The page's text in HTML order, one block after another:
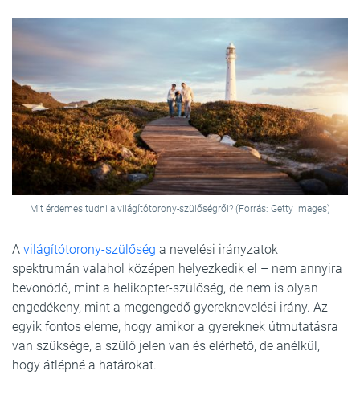
Mit érdemes tudni a világítótorony-szülőségről? (Forrás: Getty Images)
A világítótorony-szülőség a nevelési irányzatok
spektrumán valahol középen helyezkedik el – nem annyira
bevonódó, mint a helikopter-szülőség, de nem is olyan
engedékeny, mint a megengedő gyereknevelési irány. Az
egyik fontos eleme, hogy amikor a gyereknek útmutatásra
van szüksége, a szülő jelen van és elérhető, de anélkül,
hogy átlépné a határokat.